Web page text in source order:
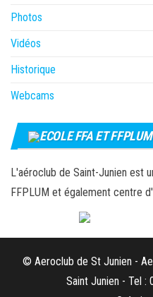
Photos
Vidéos
Historique
Webcams
ECOLE FFA ET FFPLUM
L'aéroclub de Saint-Junien est
FFPLUM et également centre
© Aeroclub de St Junien -
Saint Junien - Tel :